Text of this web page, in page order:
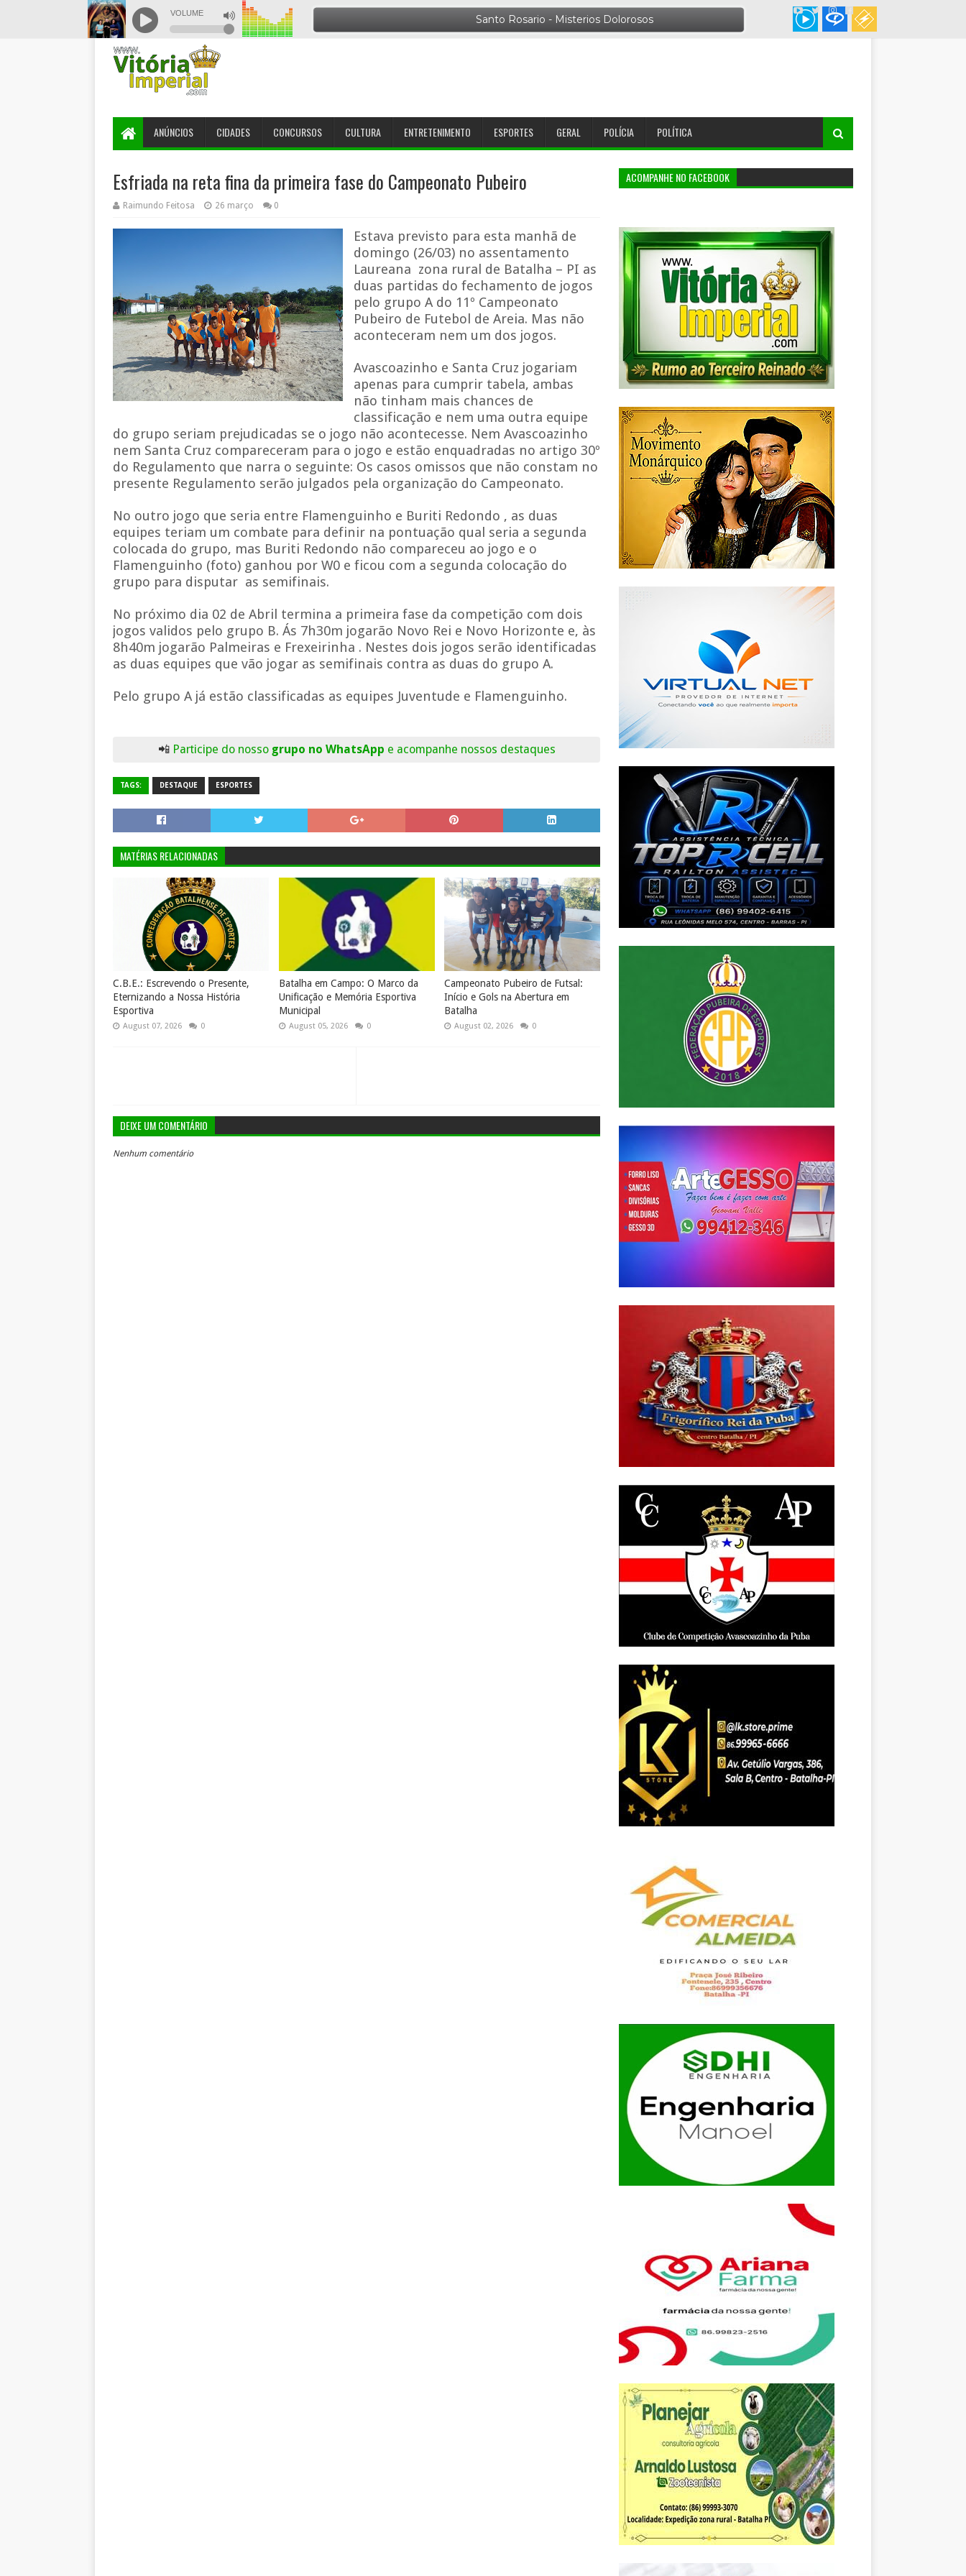
ANÚNCIOS CIDADES CONCURSOS CULTURA ENTRETENIMENTO ESPORTES GERAL POLÍCIA POLÍTICA
Esfriada na reta fina da primeira fase do Campeonato Pubeiro
Raimundo Feitosa 26 março 0
Estava previsto para esta manhã de
domingo (26/03) no assentamento
Laureana zona rural de Batalha – PI as
duas partidas do fechamento de jogos
pelo grupo A do 11º Campeonato
Pubeiro de Futebol de Areia. Mas não
aconteceram nem um dos jogos.
Avascoazinho e Santa Cruz jogariam
apenas para cumprir tabela, ambas
não tinham mais chances de
classificação e nem uma outra equipe
do grupo seriam prejudicadas se o jogo não acontecesse. Nem Avascoazinho
nem Santa Cruz compareceram para o jogo e estão enquadradas no artigo 30º
do Regulamento que narra o seguinte: Os casos omissos que não constam no
presente Regulamento serão julgados pela organização do Campeonato.
No outro jogo que seria entre Flamenguinho e Buriti Redondo , as duas
equipes teriam um combate para definir na pontuação qual seria a segunda
colocada do grupo, mas Buriti Redondo não compareceu ao jogo e o
Flamenguinho (foto) ganhou por W0 e ficou com a segunda colocação do
grupo para disputar as semifinais.
No próximo dia 02 de Abril termina a primeira fase da competição com dois
jogos validos pelo grupo B. Ás 7h30m jogarão Novo Rei e Novo Horizonte e, às
8h40m jogarão Palmeiras e Frexeirinha . Nestes dois jogos serão identificadas
as duas equipes que vão jogar as semifinais contra as duas do grupo A.
Pelo grupo A já estão classificadas as equipes Juventude e Flamenguinho.
📲 Participe do nosso grupo no WhatsApp e acompanhe nossos destaques
TAGS: DESTAQUE ESPORTES
MATÉRIAS RELACIONADAS
C.B.E.: Escrevendo o Presente,
Eternizando a Nossa História
Esportiva
August 07, 2026 0
Batalha em Campo: O Marco da
Unificação e Memória Esportiva
Municipal
August 05, 2026 0
Campeonato Pubeiro de Futsal:
Início e Gols na Abertura em
Batalha
August 02, 2026 0
DEIXE UM COMENTÁRIO
Nenhum comentário
ACOMPANHE NO FACEBOOK